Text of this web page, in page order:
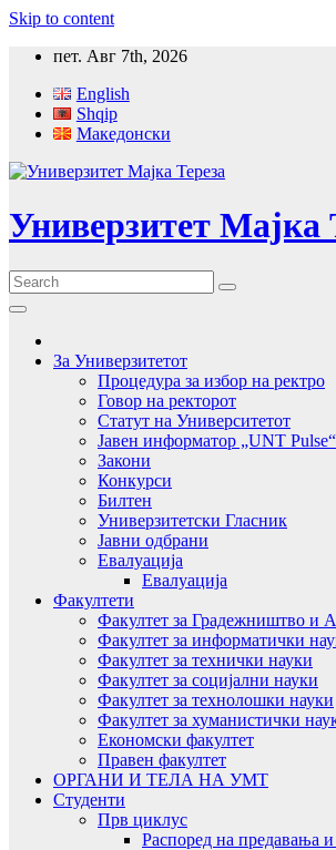
Skip to content
пет. Авг 7th, 2026
English
Shqip
Македонски
Универзитет Мајка
За Универзитетот
Процедура за избор на ректро
Говор на ректорот
Статут на Университетот
Јавен информатор „UNT Pulse“
Закони
Конкурси
Билтен
Универзитетски Гласник
Јавни одбрани
Евалуација
Евалуација
Факултети
Факултет за Градежништво и
Факултет за информатички
Факултет за технички науки
Факултет за социјални науки
Факултет за технолошки науки
Факултет за хуманистички
Економски факултет
Правен факултет
ОРГАНИ И ТЕЛА НА УМТ
Студенти
Прв циклус
Распоред на предавањa